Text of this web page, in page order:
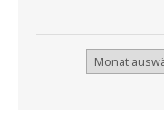
Archiv